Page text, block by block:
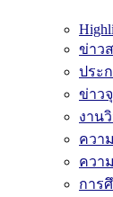
ข่าว
ประ
ข่าว
งาน
ควา
ควา
การ